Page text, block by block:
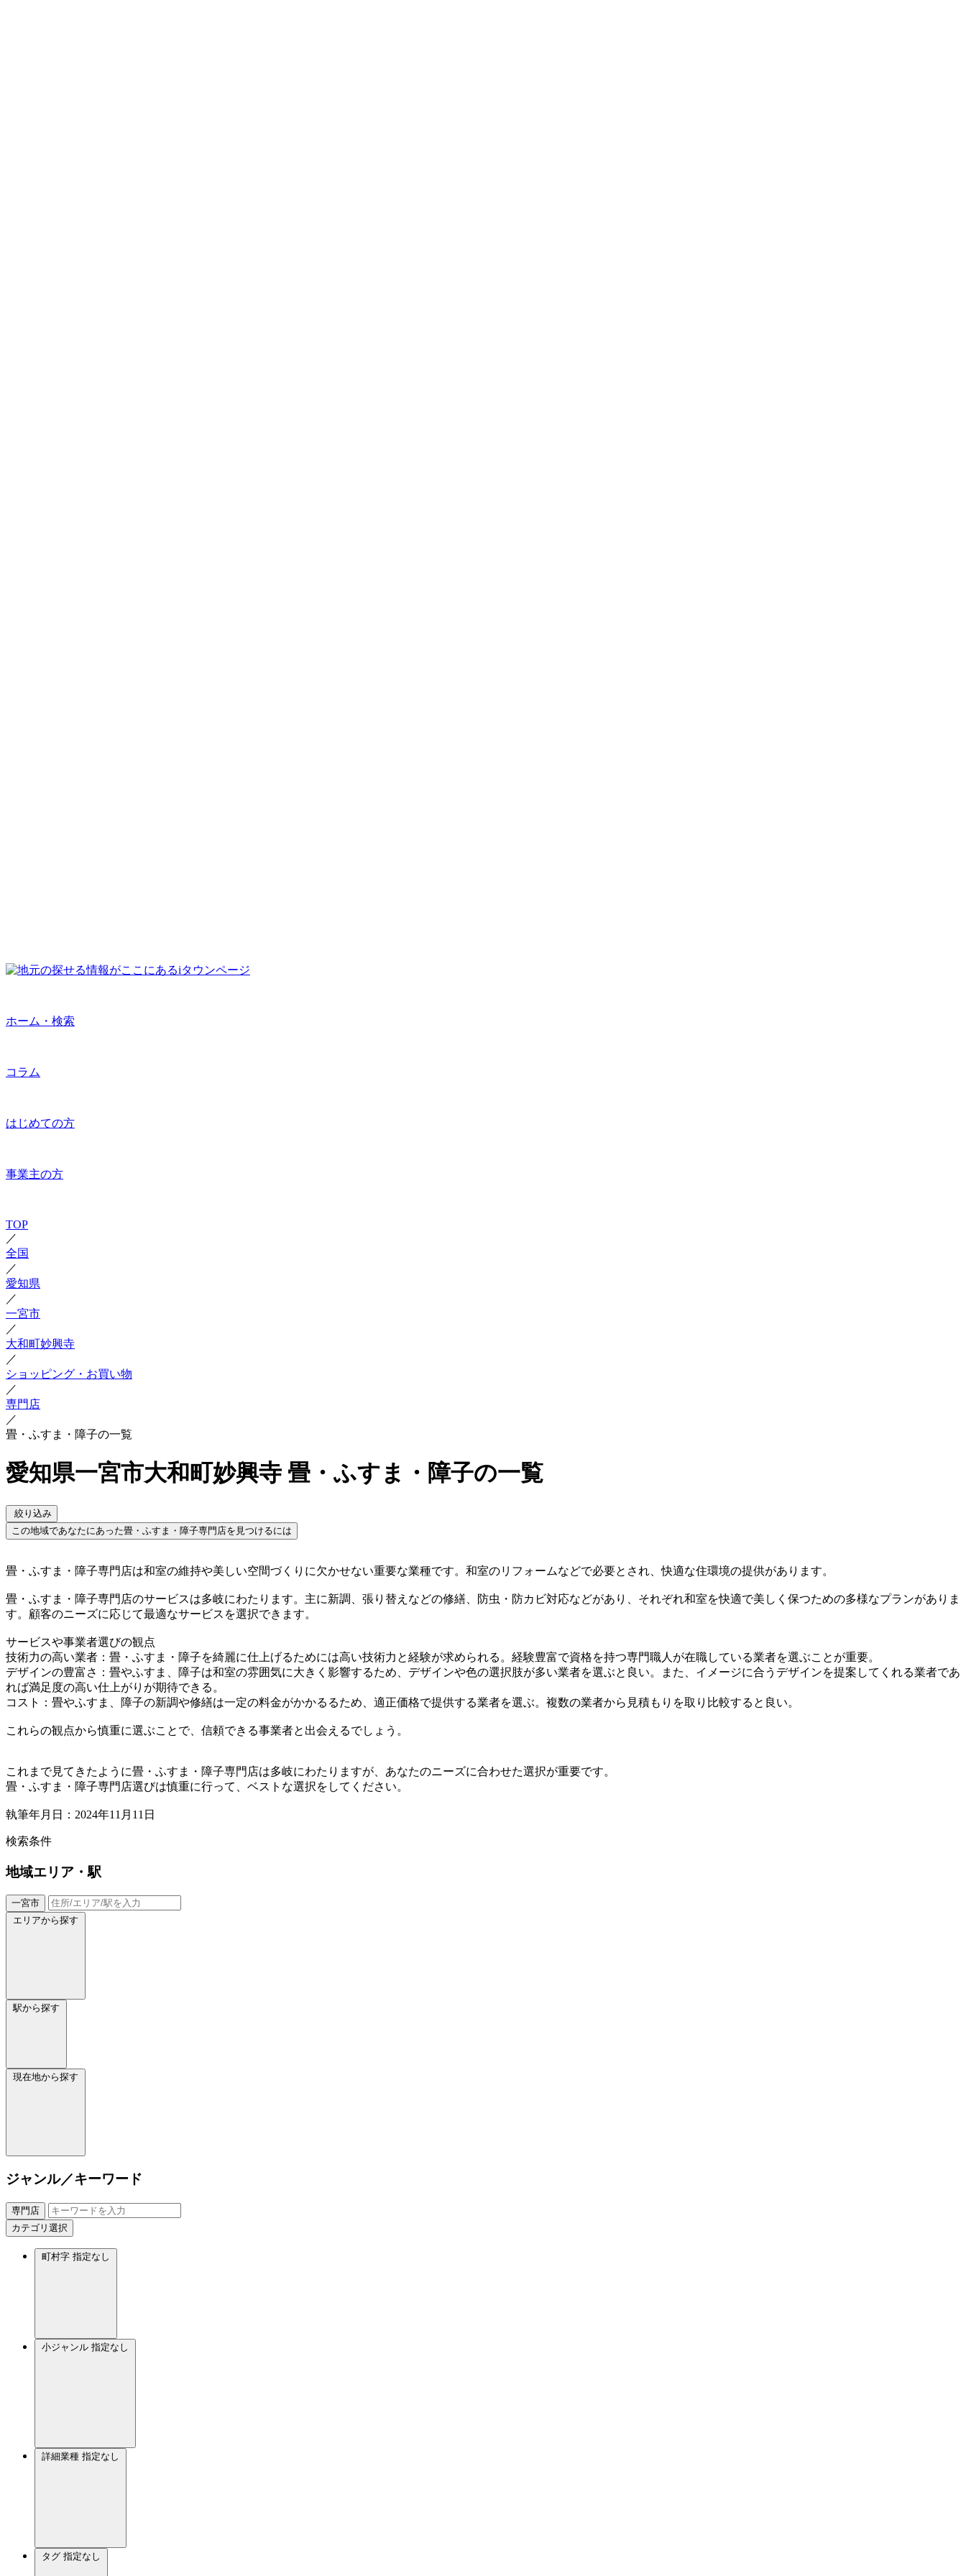
ホーム・検索
コラム
はじめての方
事業主の方
TOP
／
全国
／
愛知県
／
一宮市
／
大和町妙興寺
／
ショッピング・お買い物
／
専門店
／
畳・ふすま・障子の一覧
愛知県一宮市大和町妙興寺 畳・ふすま・障子の一覧
絞り込み
この地域であなたにあった畳・ふすま・障子専門店を見つけるには
畳・ふすま・障子専門店は和室の維持や美しい空間づくりに欠かせない重要な業種です。和室のリフォームなどで必要とされ、快適な住環境の提供があります。
畳・ふすま・障子専門店のサービスは多岐にわたります。主に新調、張り替えなどの修繕、防虫・防カビ対応などがあり、それぞれ和室を快適で美しく保つための多様なプランがありま
す。顧客のニーズに応じて最適なサービスを選択できます。
サービスや事業者選びの観点
技術力の高い業者：畳・ふすま・障子を綺麗に仕上げるためには高い技術力と経験が求められる。経験豊富で資格を持つ専門職人が在職している業者を選ぶことが重要。
デザインの豊富さ：畳やふすま、障子は和室の雰囲気に大きく影響するため、デザインや色の選択肢が多い業者を選ぶと良い。また、イメージに合うデザインを提案してくれる業者であ
れば満足度の高い仕上がりが期待できる。
コスト：畳やふすま、障子の新調や修繕は一定の料金がかかるるため、適正価格で提供する業者を選ぶ。複数の業者から見積もりを取り比較すると良い。
これらの観点から慎重に選ぶことで、信頼できる事業者と出会えるでしょう。
これまで見てきたように畳・ふすま・障子専門店は多岐にわたりますが、あなたのニーズに合わせた選択が重要です。
畳・ふすま・障子専門店選びは慎重に行って、ベストな選択をしてください。
執筆年月日：2024年11月11日
検索条件
地域エリア・駅
一宮市
エリアから探す
駅から探す
現在地から探す
ジャンル／キーワード
専門店
カテゴリ選択
町村字 指定なし
小ジャンル 指定なし
詳細業種 指定なし
タグ 指定なし